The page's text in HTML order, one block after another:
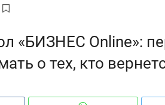
«БИЗНЕС Online»:
о тех, кто